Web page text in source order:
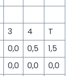
3 4
T
0,0 0,5
1,5
0,0 0,0
0,0